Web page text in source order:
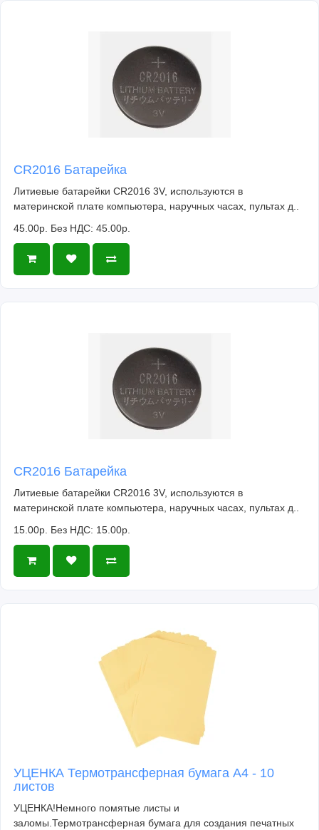
CR2016 Батарейка
Литиевые батарейки CR2016 3V, используются в
материнской плате компьютера, наручных часах, пультах д..
45.00р. Без НДС: 45.00р.
CR2016 Батарейка
Литиевые батарейки CR2016 3V, используются в
материнской плате компьютера, наручных часах, пультах д..
15.00р. Без НДС: 15.00р.
УЦЕНКА Термотрансферная бумага А4 - 10
листов
УЦЕНКА!Немного помятые листы и
заломы.Термотрансферная бумага для создания печатных